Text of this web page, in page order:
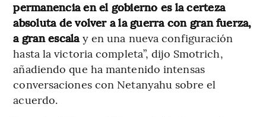
permanencia en el gobierno es la certeza
absoluta de volver a la guerra con gran fuerza,
a gran escala y en una nueva configuración
hasta la victoria completa”, dijo Smotrich,
añadiendo que ha mantenido intensas
conversaciones con Netanyahu sobre el
acuerdo.